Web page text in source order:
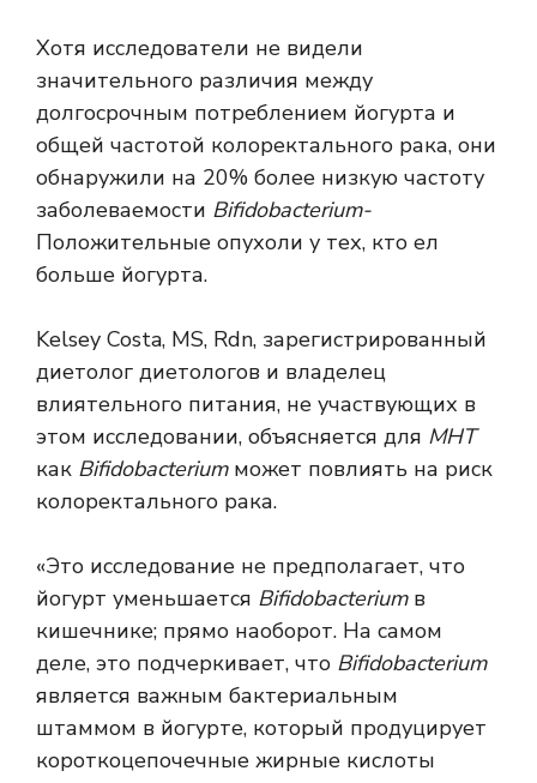
Хотя исследователи не видели
значительного различия между
долгосрочным потреблением йогурта и
общей частотой колоректального рака, они
обнаружили на 20% более низкую частоту
заболеваемости Bifidobacterium-
Положительные опухоли у тех, кто ел
больше йогурта.
Kelsey Costa, MS, Rdn, зарегистрированный
диетолог диетологов и владелец
влиятельного питания, не участвующих в
этом исследовании, объясняется для МНТ
как Bifidobacterium может повлиять на риск
колоректального рака.
«Это исследование не предполагает, что
йогурт уменьшается Bifidobacteriumв
кишечнике; прямо наоборот. На самом
деле, это подчеркивает, что Bifidobacterium
является важным бактериальным
штаммом в йогурте, который продуцирует
короткоцепочечные жирные кислоты